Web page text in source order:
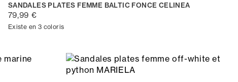
SANDALES PLATES FEMME BALTIC FONCE CELINEA
79,99 €
Existe en 3 coloris